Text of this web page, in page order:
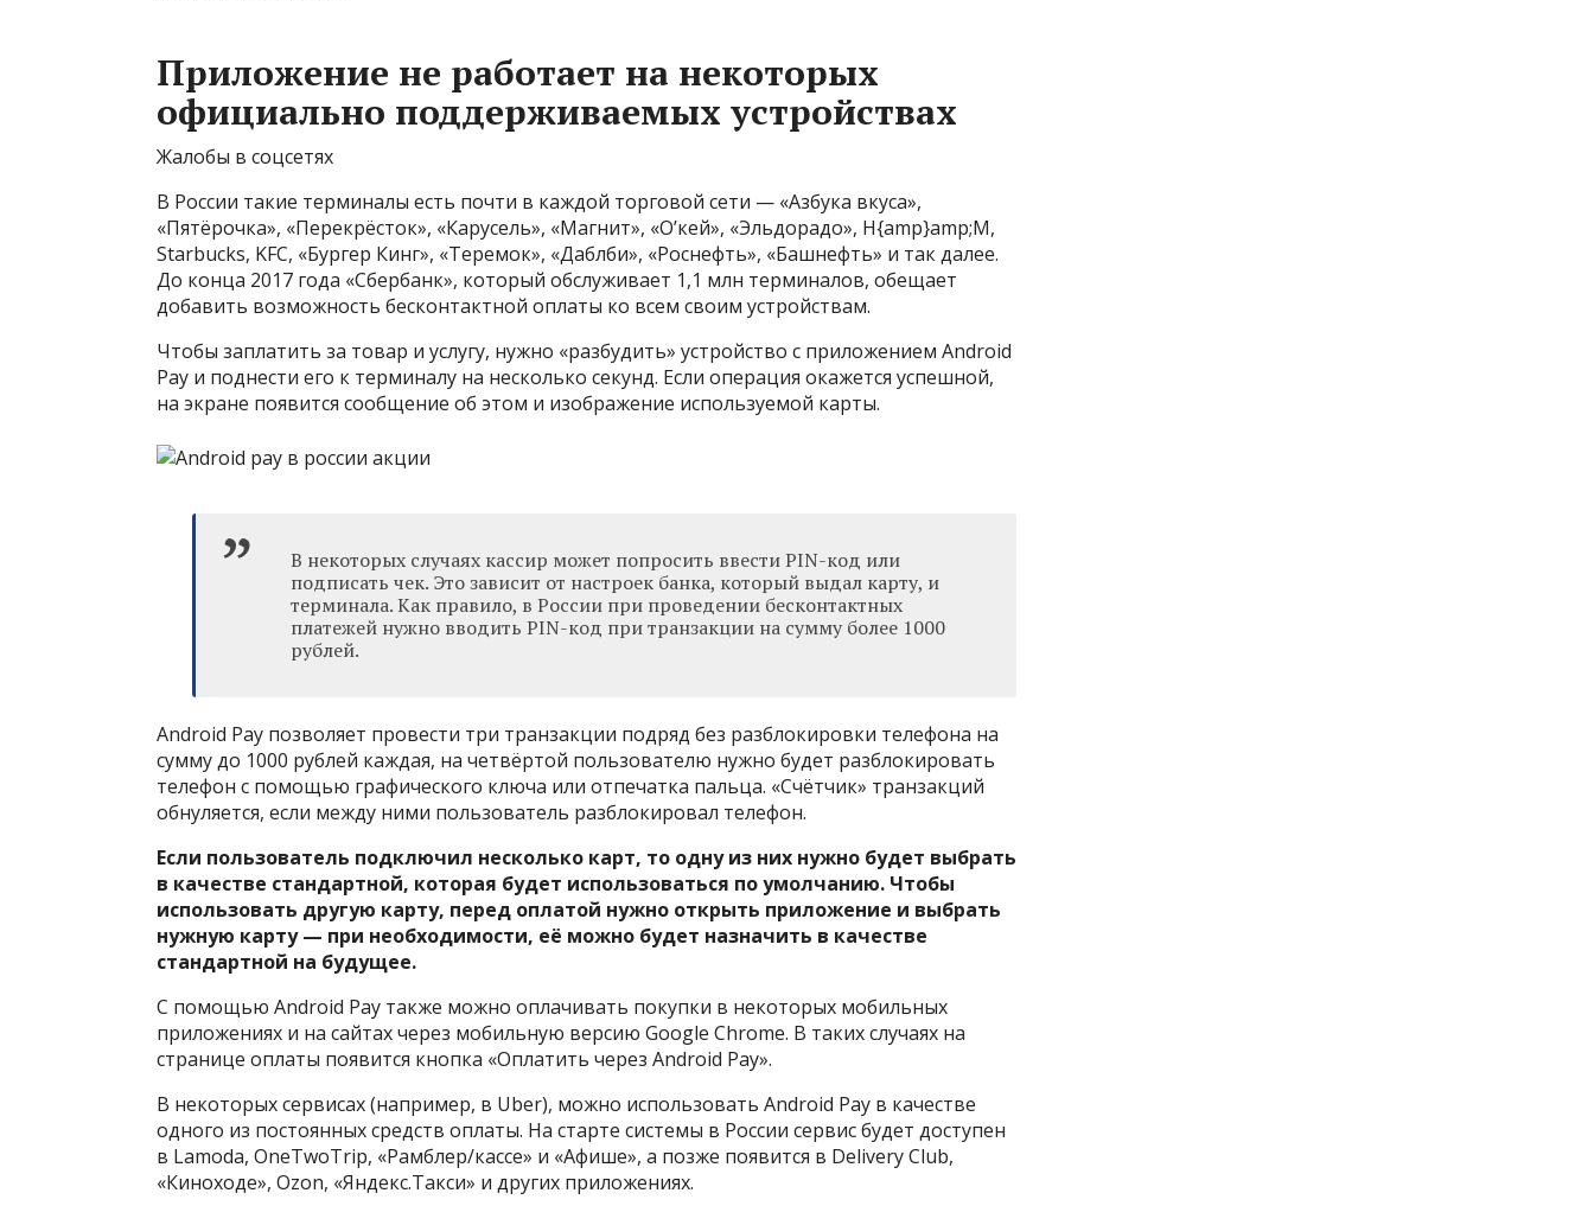
Приложение не работает на некоторых
официально поддерживаемых устройствах
Жалобы в соцсетях
В России такие терминалы есть почти в каждой торговой сети — «Азбука вкуса»,
«Пятёрочка», «Перекрёсток», «Карусель», «Магнит», «О’кей», «Эльдорадо», H{amp}amp;M,
Starbucks, KFC, «Бургер Кинг», «Теремок», «Даблби», «Роснефть», «Башнефть» и так далее.
До конца 2017 года «Сбербанк», который обслуживает 1,1 млн терминалов, обещает
добавить возможность бесконтактной оплаты ко всем своим устройствам.
Чтобы заплатить за товар и услугу, нужно «разбудить» устройство с приложением Android
Pay и поднести его к терминалу на несколько секунд. Если операция окажется успешной,
на экране появится сообщение об этом и изображение используемой карты.
В некоторых случаях кассир может попросить ввести PIN-код или
подписать чек. Это зависит от настроек банка, который выдал карту, и
терминала. Как правило, в России при проведении бесконтактных
платежей нужно вводить PIN-код при транзакции на сумму более 1000
рублей.
Android Pay позволяет провести три транзакции подряд без разблокировки телефона на
сумму до 1000 рублей каждая, на четвёртой пользователю нужно будет разблокировать
телефон с помощью графического ключа или отпечатка пальца. «Счётчик» транзакций
обнуляется, если между ними пользователь разблокировал телефон.
Если пользователь подключил несколько карт, то одну из них нужно будет выбрать
в качестве стандартной, которая будет использоваться по умолчанию. Чтобы
использовать другую карту, перед оплатой нужно открыть приложение и выбрать
нужную карту — при необходимости, её можно будет назначить в качестве
стандартной на будущее.
С помощью Android Pay также можно оплачивать покупки в некоторых мобильных
приложениях и на сайтах через мобильную версию Google Chrome. В таких случаях на
странице оплаты появится кнопка «Оплатить через Android Pay».
В некоторых сервисах (например, в Uber), можно использовать Android Pay в качестве
одного из постоянных средств оплаты. На старте системы в России сервис будет доступен
в Lamoda, OneTwoTrip, «Рамблер/кассе» и «Афише», а позже появится в Delivery Club,
«Киноходе», Ozon, «Яндекс.Такси» и других приложениях.